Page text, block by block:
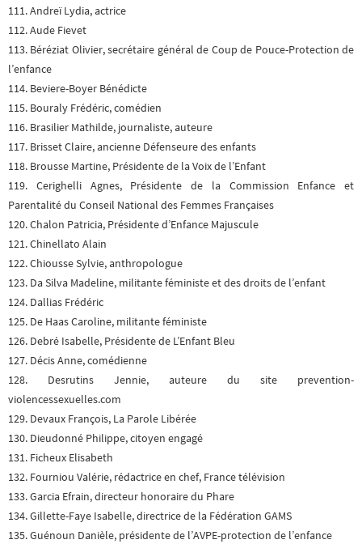
111. Andreï Lydia, actrice
112. Aude Fievet
113. Béréziat Olivier, secrétaire général de Coup de Pouce-Protection de
l’enfance
114. Beviere-Boyer Bénédicte
115. Bouraly Frédéric, comédien
116. Brasilier Mathilde, journaliste, auteure
117. Brisset Claire, ancienne Défenseure des enfants
118. Brousse Martine, Présidente de la Voix de l’Enfant
119. Cerighelli Agnes, Présidente de la Commission Enfance et
Parentalité du Conseil National des Femmes Françaises
120. Chalon Patricia, Présidente d’Enfance Majuscule
121. Chinellato Alain
122. Chiousse Sylvie, anthropologue
123. Da Silva Madeline, militante féministe et des droits de l’enfant
124. Dallias Frédéric
125. De Haas Caroline, militante féministe
126. Debré Isabelle, Présidente de L’Enfant Bleu
127. Décis Anne, comédienne
128. Desrutins Jennie, auteure du site prevention-
violencessexuelles.com
129. Devaux François, La Parole Libérée
130. Dieudonné Philippe, citoyen engagé
131. Ficheux Elisabeth
132. Fourniou Valérie, rédactrice en chef, France télévision
133. Garcia Efrain, directeur honoraire du Phare
134. Gillette-Faye Isabelle, directrice de la Fédération GAMS
135. Guénoun Danièle, présidente de l’AVPE-protection de l’enfance